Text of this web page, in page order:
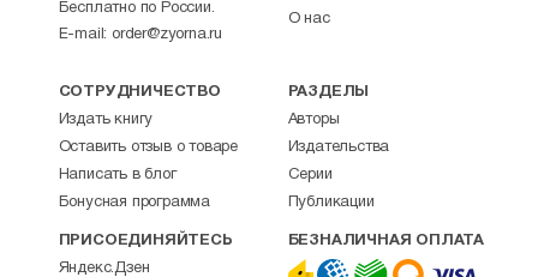
Бесплатно по России.
E-mail: order@zyorna.ru
О нас
СОТРУДНИЧЕСТВО
Издать книгу
Оставить отзыв о товаре
Написать в блог
Бонусная программа
РАЗДЕЛЫ
Авторы
Издательства
Серии
Публикации
ПРИСОЕДИНЯЙТЕСЬ
Яндекс.Дзен
БЕЗНАЛИЧНАЯ ОПЛАТА